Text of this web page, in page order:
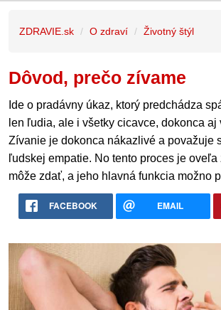
ZDRAVIE.sk O zdraví Životný štýl
Dôvod, prečo zívame
Ide o pradávny úkaz, ktorý predchádza
len ľudia, ale i všetky cicavce, dokonca aj
Zívanie je dokonca nákazlivé a považuje
ľudskej empatie. No tento proces je
môže zdať, a jeho hlavná funkcia možno
FACEBOOK EMAIL